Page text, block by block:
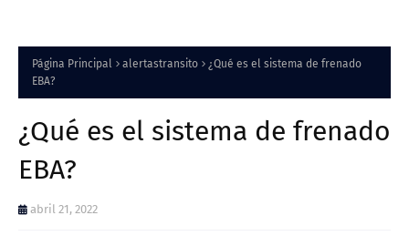
Página Principal alertastransito
¿Qué es el sistema de frenado
EBA?
¿Qué es el sistema de frenado
EBA?
abril 21, 2022